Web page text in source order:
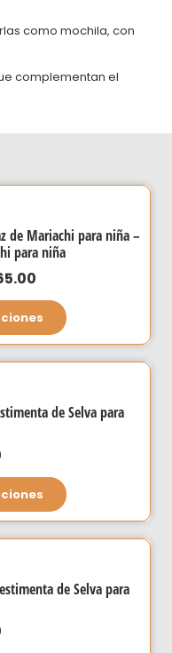
como mochila, con
complementan el
de Mariachi para niña –
para niña
de
precios:
desde
S/65.00
Este
variantes.
pueden
elegir
en
página
de Selva para
Este
variantes.
de Selva para